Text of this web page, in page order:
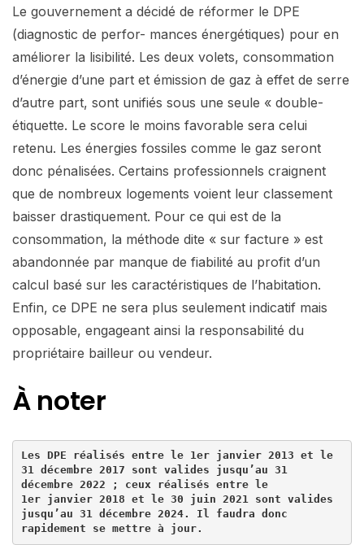
Le gouvernement a décidé de réformer le DPE
(diagnostic de perfor- mances énergétiques) pour en
améliorer la lisibilité. Les deux volets, consommation
d’énergie d’une part et émission de gaz à effet de serre
d’autre part, sont unifiés sous une seule « double-
étiquette. Le score le moins favorable sera celui
retenu. Les énergies fossiles comme le gaz seront
donc pénalisées. Certains professionnels craignent
que de nombreux logements voient leur classement
baisser drastiquement. Pour ce qui est de la
consommation, la méthode dite « sur facture » est
abandonnée par manque de fiabilité au profit d’un
calcul basé sur les caractéristiques de l’habitation.
Enfin, ce DPE ne sera plus seulement indicatif mais
opposable, engageant ainsi la responsabilité du
propriétaire bailleur ou vendeur.
À noter
Les DPE réalisés entre le 1er janvier 2013 et le
31 décembre 2017 sont valides jusqu’au 31
décembre 2022 ; ceux réalisés entre le
1er janvier 2018 et le 30 juin 2021 sont valides
jusqu’au 31 décembre 2024. Il faudra donc
rapidement se mettre à jour.